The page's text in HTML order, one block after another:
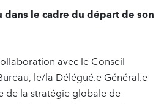
dans le cadre du départ de son
avec le Conseil
le/la Délégué.e Général.e
de la stratégie globale de